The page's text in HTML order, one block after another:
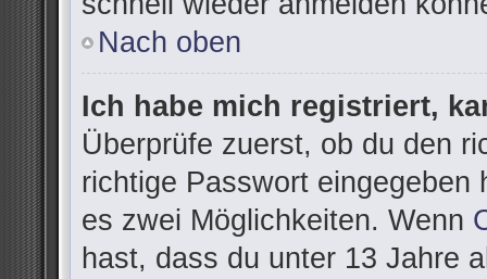
Nach oben
Ich habe mich registriert,
Überprüfe zuerst, ob du den
richtige Passwort eingegeben
es zwei Möglichkeiten. Wenn
hast, dass du unter 13 Jahre